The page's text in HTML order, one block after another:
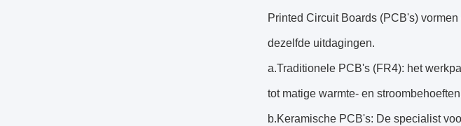
Printed Circuit Boards (PCB's)
dezelfde uitdagingen.
a.Traditionele PCB's (FR4): het
tot matige warmte- en
b.Keramische PCB's: De specialist